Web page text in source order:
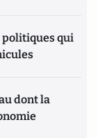
politiques qui
dont la